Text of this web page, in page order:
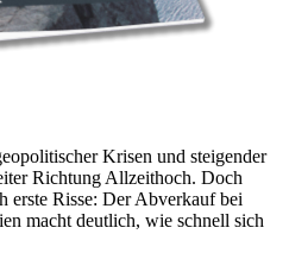
Krisen und steigender
Richtung Allzeithoch. Doch
erste Risse: Der Abverkauf bei
macht deutlich, wie schnell sich